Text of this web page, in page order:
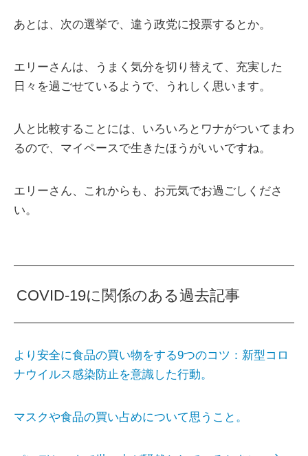
あとは、次の選挙で、違う政党に投票するとか。
エリーさんは、うまく気分を切り替えて、充実した
日々を過ごせているようで、うれしく思います。
人と比較することには、いろいろとワナがついてまわ
るので、マイペースで生きたほうがいいですね。
エリーさん、これからも、お元気でお過ごしくださ
い。
COVID-19に関係のある過去記事
より安全に食品の買い物をする9つのコツ：新型コロ
ナウイルス感染防止を意識した行動。
マスクや食品の買い占めについて思うこと。